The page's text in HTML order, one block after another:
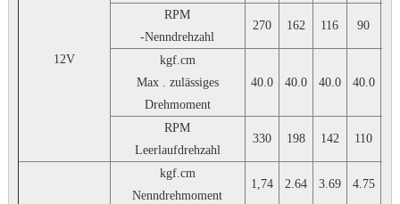
12V
RPM
-Nenndrehzahl
270 162 116 90
kgf.cm
Max . zulässiges
Drehmoment
40.0 40.0 40.0 40.0
RPM
Leerlaufdrehzahl
330 198 142 110
kgf.cm
Nenndrehmoment
1,74 2.64 3.69 4.75